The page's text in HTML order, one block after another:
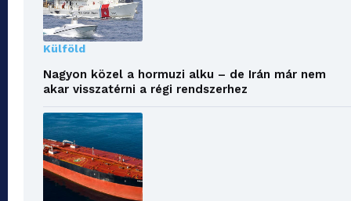
Külföld
Nagyon közel a hormuzi alku – de Irán már nem
akar visszatérni a régi rendszerhez